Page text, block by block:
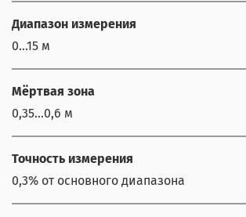
Диапазон измерения
0...15 м
Мёртвая зона
0,35…0,6 м
Точность измерения
0,3% от основного диапазона